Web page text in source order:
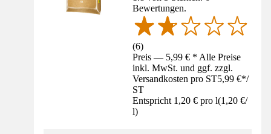
Bewertungen.
(6)
Preis — 5,99 € * Alle Preise
inkl. MwSt. und ggf. zzgl.
Versandkosten pro ST5,99 €*/
ST
Entspricht 1,20 € pro l(1,20 €/
l)